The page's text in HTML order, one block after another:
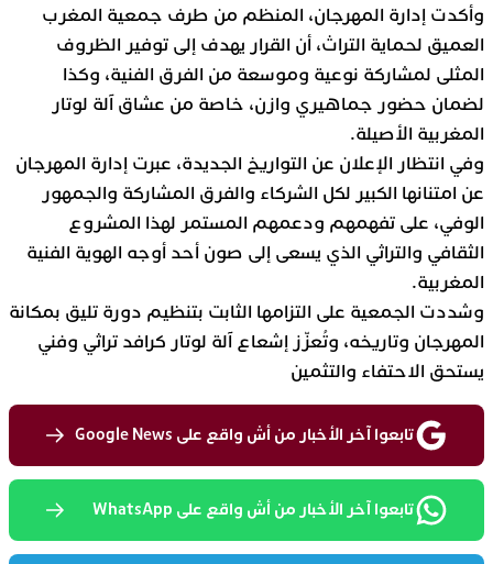
وأكدت إدارة المهرجان، المنظم من طرف جمعية المغرب
العميق لحماية التراث، أن القرار يهدف إلى توفير الظروف
المثلى لمشاركة نوعية وموسعة من الفرق الفنية، وكذا
لضمان حضور جماهيري وازن، خاصة من عشاق آلة لوتار
المغربية الأصيلة.
وفي انتظار الإعلان عن التواريخ الجديدة، عبرت إدارة المهرجان
عن امتنانها الكبير لكل الشركاء والفرق المشاركة والجمهور
الوفي، على تفهمهم ودعمهم المستمر لهذا المشروع
الثقافي والتراثي الذي يسعى إلى صون أحد أوجه الهوية الفنية
المغربية.
وشددت الجمعية على التزامها الثابت بتنظيم دورة تليق بمكانة
المهرجان وتاريخه، وتُعزّز إشعاع آلة لوتار كرافد تراثي وفني
يستحق الاحتفاء والتثمين
تابعوا آخر الأخبار من أش واقع على Google News
تابعوا آخر الأخبار من أش واقع على WhatsApp